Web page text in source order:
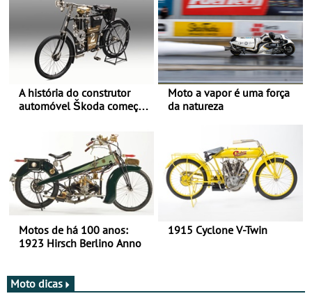
A história do construtor
automóvel Škoda começou
Moto a vapor é uma força
da natureza
Motos de há 100 anos:
1923 Hirsch Berlino Anno
1915 Cyclone V-Twin
Moto dicas